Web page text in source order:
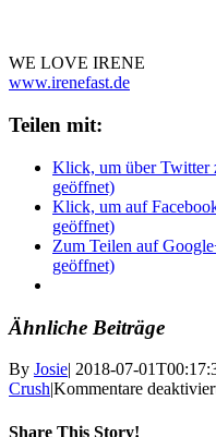
WE LOVE IRENE
www.irenefast.de
Teilen mit:
Klick, um über Twitter
geöffnet)
Klick, um auf
geöffnet)
Zum Teilen auf
geöffnet)
Ähnliche Beiträge
By Josie| 2018-07-
Crush|Kommentare
Share This Story!